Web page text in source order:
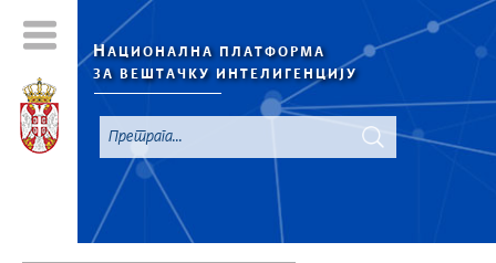
НАЦИОНАЛНА ПЛАТФОРМА
ЗА ВЕШТАЧКУ ИНТЕЛИГЕНЦИЈУ